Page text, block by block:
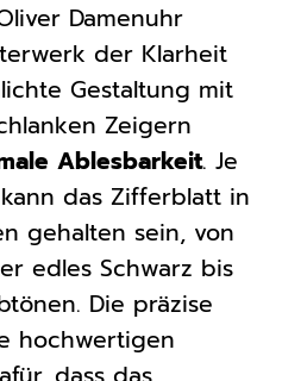
Damenuhr
der Klarheit
Gestaltung mit
Zeigern
Ablesbarkeit. Je
das Zifferblatt in
gehalten sein, von
edles Schwarz bis
Die präzise
hochwertigen